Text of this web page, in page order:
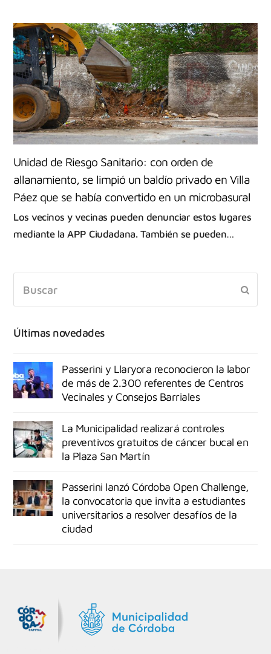
Unidad de Riesgo Sanitario: con orden de
allanamiento, se limpió un baldío privado en Villa
Páez que se había convertido en un microbasural
Los vecinos y vecinas pueden denunciar estos lugares
mediante la APP Ciudadana. También se pueden…
Últimas novedades
Passerini y Llaryora reconocieron la labor
de más de 2.300 referentes de Centros
Vecinales y Consejos Barriales
La Municipalidad realizará controles
preventivos gratuitos de cáncer bucal en
la Plaza San Martín
Passerini lanzó Córdoba Open Challenge,
la convocatoria que invita a estudiantes
universitarios a resolver desafíos de la
ciudad